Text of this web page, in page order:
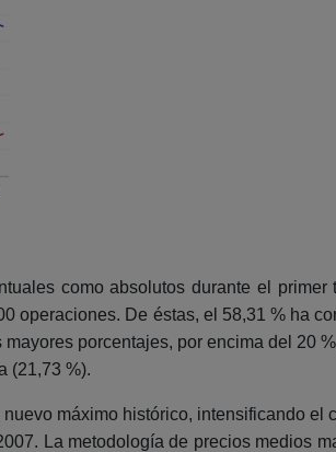
como absolutos durante el
operaciones. De éstas, el 58,31 % ha
porcentajes, por encima del 20
(21,73 %).
máximo histórico, intensificando el
La metodología de precios medios